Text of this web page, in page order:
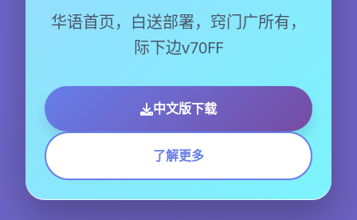
华语首页，白送部署，窍门广所有，
际下边v70FF
中文版下载
了解更多